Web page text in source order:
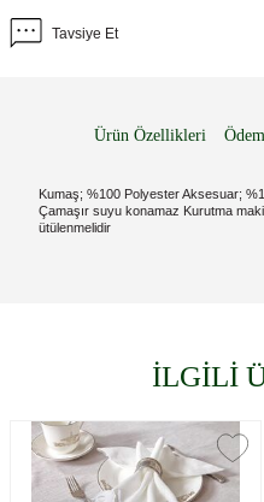
Tavsiye Et
Ürün Özellikleri
Kumaş; %100 Polyester Aksesuar;
Çamaşır suyu konamaz Kurutma
ütülenmelidir
İLGİLİ